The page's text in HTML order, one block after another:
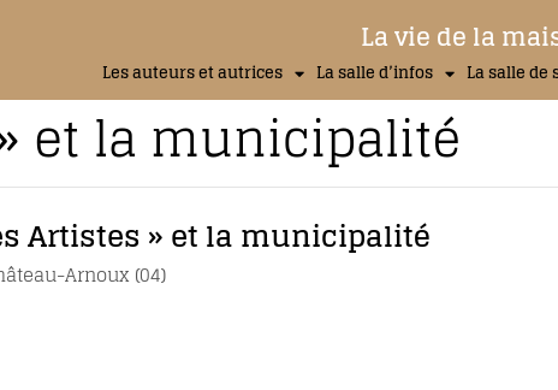
La vie de la
Les auteurs et autrices La salle d’infos La salle de
et la municipalité
Artistes » et la municipalité
Arnoux (04)